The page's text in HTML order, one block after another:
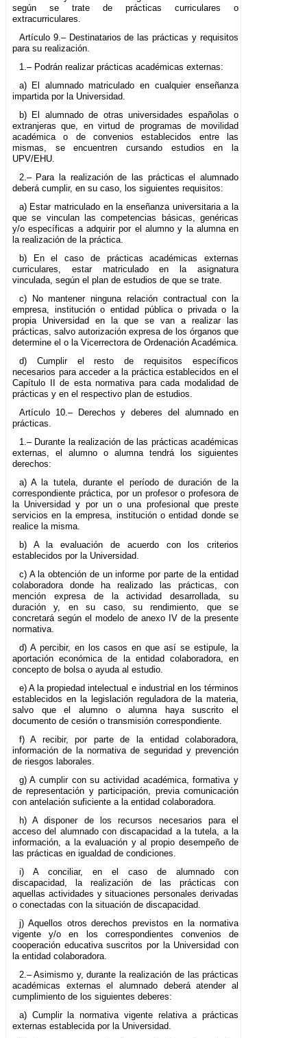
según se trate de prácticas curriculares o
extracurriculares.
Artículo 9.– Destinatarios de las prácticas y requisitos
para su realización.
1.– Podrán realizar prácticas académicas externas:
a) El alumnado matriculado en cualquier enseñanza
impartida por la Universidad.
b) El alumnado de otras universidades españolas o
extranjeras que, en virtud de programas de movilidad
académica o de convenios establecidos entre las
mismas, se encuentren cursando estudios en la
UPV/EHU.
2.– Para la realización de las prácticas el alumnado
deberá cumplir, en su caso, los siguientes requisitos:
a) Estar matriculado en la enseñanza universitaria a la
que se vinculan las competencias básicas, genéricas
y/o específicas a adquirir por el alumno y la alumna en
la realización de la práctica.
b) En el caso de prácticas académicas externas
curriculares, estar matriculado en la asignatura
vinculada, según el plan de estudios de que se trate.
c) No mantener ninguna relación contractual con la
empresa, institución o entidad pública o privada o la
propia Universidad en la que se van a realizar las
prácticas, salvo autorización expresa de los órganos que
determine el o la Vicerrectora de Ordenación Académica.
d) Cumplir el resto de requisitos específicos
necesarios para acceder a la práctica establecidos en el
Capítulo II de esta normativa para cada modalidad de
prácticas y en el respectivo plan de estudios.
Artículo 10.– Derechos y deberes del alumnado en
prácticas.
1.– Durante la realización de las prácticas académicas
externas, el alumno o alumna tendrá los siguientes
derechos:
a) A la tutela, durante el período de duración de la
correspondiente práctica, por un profesor o profesora de
la Universidad y por un o una profesional que preste
servicios en la empresa, institución o entidad donde se
realice la misma.
b) A la evaluación de acuerdo con los criterios
establecidos por la Universidad.
c) A la obtención de un informe por parte de la entidad
colaboradora donde ha realizado las prácticas, con
mención expresa de la actividad desarrollada, su
duración y, en su caso, su rendimiento, que se
concretará según el modelo de anexo IV de la presente
normativa.
d) A percibir, en los casos en que así se estipule, la
aportación económica de la entidad colaboradora, en
concepto de bolsa o ayuda al estudio.
e) A la propiedad intelectual e industrial en los términos
establecidos en la legislación reguladora de la materia,
salvo que el alumno o alumna haya suscrito el
documento de cesión o transmisión correspondiente.
f) A recibir, por parte de la entidad colaboradora,
información de la normativa de seguridad y prevención
de riesgos laborales.
g) A cumplir con su actividad académica, formativa y
de representación y participación, previa comunicación
con antelación suficiente a la entidad colaboradora.
h) A disponer de los recursos necesarios para el
acceso del alumnado con discapacidad a la tutela, a la
información, a la evaluación y al propio desempeño de
las prácticas en igualdad de condiciones.
i) A conciliar, en el caso de alumnado con
discapacidad, la realización de las prácticas con
aquellas actividades y situaciones personales derivadas
o conectadas con la situación de discapacidad.
j) Aquellos otros derechos previstos en la normativa
vigente y/o en los correspondientes convenios de
cooperación educativa suscritos por la Universidad con
la entidad colaboradora.
2.– Asimismo y, durante la realización de las prácticas
académicas externas el alumnado deberá atender al
cumplimiento de los siguientes deberes:
a) Cumplir la normativa vigente relativa a prácticas
externas establecida por la Universidad.